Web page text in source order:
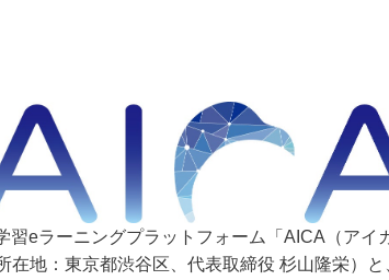
習eラーニングプラットフォーム「AICA（ア
所在地：東京都渋谷区、代表取締役 杉山隆栄）